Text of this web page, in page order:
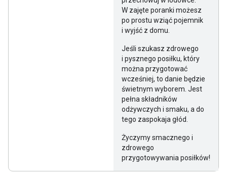
W zajęte poranki możesz
po prostu wziąć pojemnik
i wyjść z domu.
Jeśli szukasz zdrowego
i pysznego posiłku, który
można przygotować
wcześniej, to danie będzie
świetnym wyborem. Jest
pełna składników
odżywczych i smaku, a do
tego zaspokaja głód.
Życzymy smacznego i
zdrowego
przygotowywania posiłków!